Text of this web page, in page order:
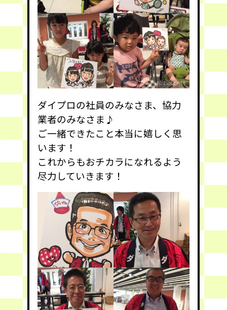
ダイプロの社員のみなさま、協力
業者のみなさま♪
ご一緒できたこと本当に嬉しく思
います！
これからもおチカラになれるよう
尽力していきます！